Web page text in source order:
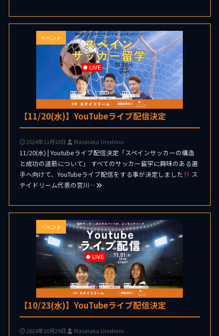
イベント
【11/20(水)】YouTubeライブ配信決定
2024年11月18日 Masataka Ureshino
11/20(水) | Youtubeライブ配信決定「スペインサッカーの構造
と成功の道筋について」 すべてのサッカー留学に興味のある選
手へ向けて、YouTubeライブ配信をする事が決定しました
ス
テイドリーム代表の宮川…
イベント
【10/23(水)】YouTubeライブ配信決定
2024年10月29日 Masataka Ureshino